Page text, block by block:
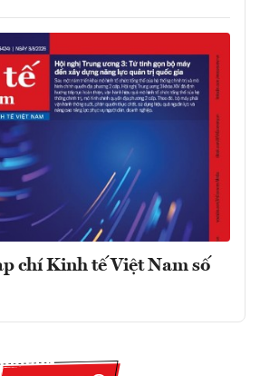
chí Kinh tế Việt Nam số